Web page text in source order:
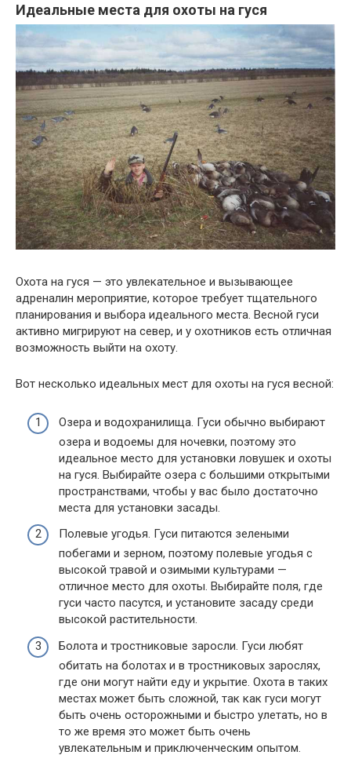
Идеальные места для охоты на гуся
Охота на гуся — это увлекательное и вызывающее
адреналин мероприятие, которое требует тщательного
планирования и выбора идеального места. Весной гуси
активно мигрируют на север, и у охотников есть отличная
возможность выйти на охоту.
Вот несколько идеальных мест для охоты на гуся весной:
Озера и водохранилища. Гуси обычно выбирают
озера и водоемы для ночевки, поэтому это
идеальное место для установки ловушек и охоты
на гуся. Выбирайте озера с большими открытыми
пространствами, чтобы у вас было достаточно
места для установки засады.
Полевые угодья. Гуси питаются зелеными
побегами и зерном, поэтому полевые угодья с
высокой травой и озимыми культурами —
отличное место для охоты. Выбирайте поля, где
гуси часто пасутся, и установите засаду среди
высокой растительности.
Болота и тростниковые заросли. Гуси любят
обитать на болотах и в тростниковых зарослях,
где они могут найти еду и укрытие. Охота в таких
местах может быть сложной, так как гуси могут
быть очень осторожными и быстро улетать, но в
то же время это может быть очень
увлекательным и приключенческим опытом.